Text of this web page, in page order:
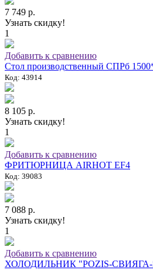
7 749 р.
Узнать скидку!
1
Добавить к сравнению
Стол производственный СПРб
Код: 43914
8 105 р.
Узнать скидку!
1
Добавить к сравнению
ФРИТЮРНИЦА AIRHOT EF4
Код: 39083
7 088 р.
Узнать скидку!
1
Добавить к сравнению
ХОЛОДИЛЬНИК "POZIS-СВИЯГА-